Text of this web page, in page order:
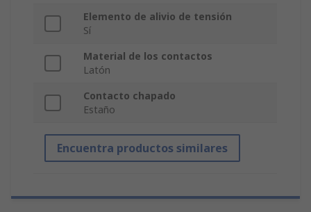
Elemento de alivio de tensión
Sí
Material de los contactos
Latón
Contacto chapado
Estaño
Encuentra productos similares